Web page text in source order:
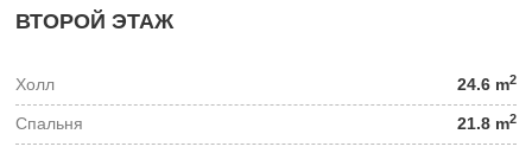
ВТОРОЙ ЭТАЖ
Холл 24.6 m2
Спальня 21.8 m2